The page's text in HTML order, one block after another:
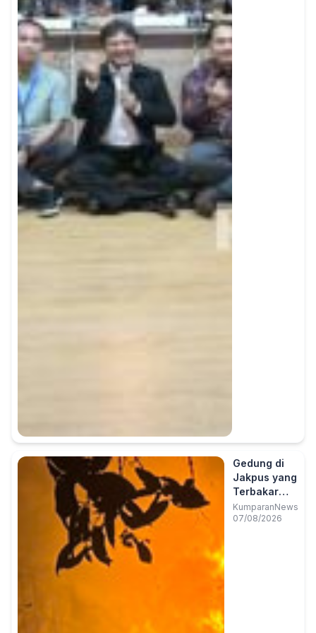
Gedung di
Jakpus yang
Terbakar
Ternyata
Kantor
KumparanNews
07/08/2026